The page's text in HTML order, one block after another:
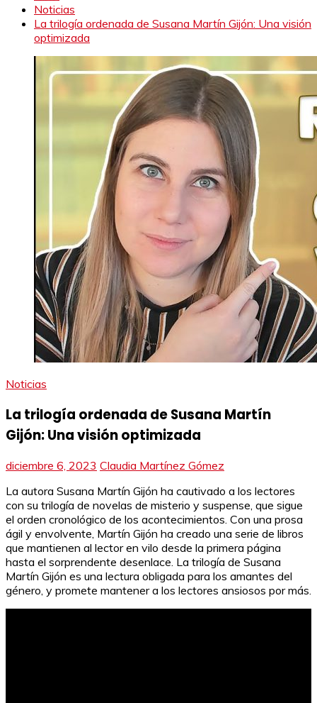
Noticias
La trilogía ordenada de Susana Martín Gijón: Una visión
optimizada
Noticias
La trilogía ordenada de Susana Martín
Gijón: Una visión optimizada
diciembre 6, 2023 Claudia Martínez Gómez
La autora Susana Martín Gijón ha cautivado a los lectores
con su trilogía de novelas de misterio y suspense, que sigue
el orden cronológico de los acontecimientos. Con una prosa
ágil y envolvente, Martín Gijón ha creado una serie de libros
que mantienen al lector en vilo desde la primera página
hasta el sorprendente desenlace. La trilogía de Susana
Martín Gijón es una lectura obligada para los amantes del
género, y promete mantener a los lectores ansiosos por más.